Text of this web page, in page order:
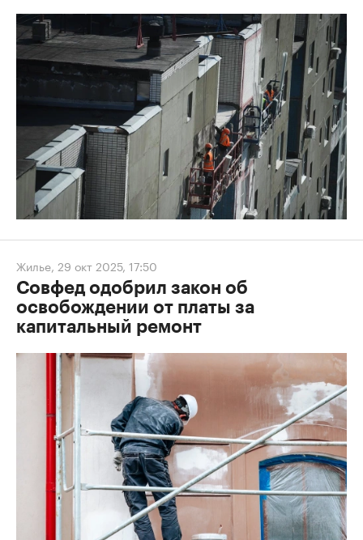
Жилье, 29 окт 2025, 17:50
Совфед одобрил закон об
освобождении от платы за
капитальный ремонт